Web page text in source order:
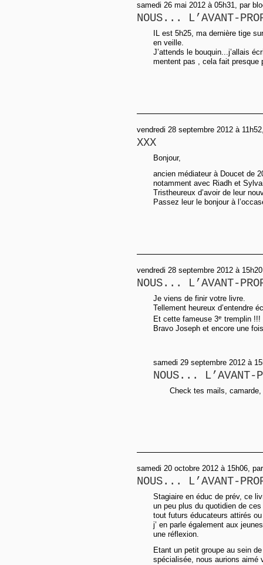
samedi 26 mai 2012 à 05h31, par
NOUS... L’AVANT-
IL est 5h25, ma dernière tige
en veille.
J’attends le bouquin...j’allais
mentent pas , cela fait presque
vendredi 28 septembre 2012 à
XXX
Bonjour,
ancien médiateur à Doucet de
notamment avec Riadh et
Tristheureux d’avoir de leur
Passez leur le bonjour à
vendredi 28 septembre 2012 à
NOUS... L’AVANT-
Je viens de finir votre livre.
Tellement heureux d’entendre
Et cette fameuse 3e tremplin !!!
Bravo Joseph et encore une
samedi 29 septembre 2012 à
NOUS... L’AVANT-
Check tes mails,
samedi 20 octobre 2012 à 15h06,
NOUS... L’AVANT-
Stagiaire en éduc de prév, ce
un peu plus du quotidien de
tout futurs éducateurs attirés
j’ en parle également aux
une réflexion.
Etant un petit groupe au sein
spécialisée, nous aurions aimé